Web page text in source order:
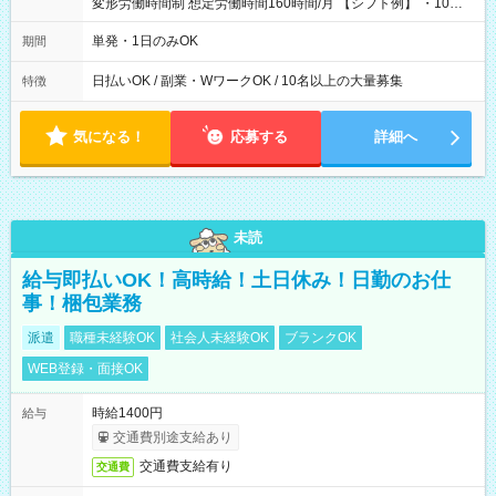
変形労働時間制 想定労働時間160時間/月 【シフト例】 ・10：
00～20：00
期間 単発・1日のみOK
特徴 日払いOK / 副業・WワークOK / 10名以上の大量募集
気になる！ 応募する 詳細へ
未読
給与即払いOK！高時給！土日休み！日勤のお仕
事！梱包業務
派遣 職種未経験OK 社会人未経験OK
ブランクOK
WEB登録・面接OK
給与
時給1400円
交通費別途支給あり
交通費 交通費支給有り